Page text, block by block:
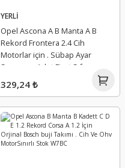
YERLİ
Opel Ascona A B Manta A B
Rekord Frontera 2.4 Cih
Motorlar için . Sübap Ayar
Somunu . Adet Fiyat Sıfır
ürünlerdir.
329,24 ₺